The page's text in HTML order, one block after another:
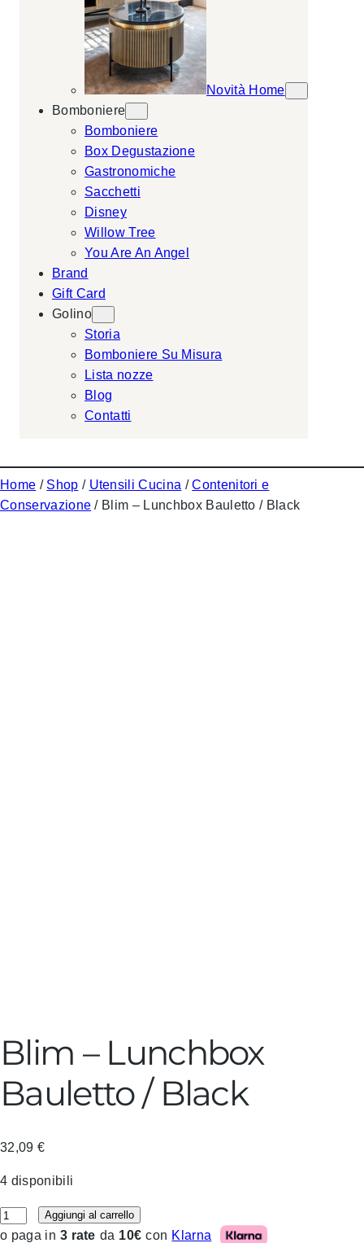
Novità Home
Bomboniere
Bomboniere
Box Degustazione
Gastronomiche
Sacchetti
Disney
Willow Tree
You Are An Angel
Brand
Gift Card
Golino
Storia
Bomboniere Su Misura
Lista nozze
Blog
Contatti
Home / Shop / Utensili Cucina /Contenitori e
Conservazione / Blim – Lunchbox Bauletto / Black
Blim – Lunchbox
Bauletto / Black
32,09 €
4 disponibili
Blim – Lunchbox Bauletto / Black quantità
Aggiungi al carrello
o paga in 3 rate da 10€ con Klarna